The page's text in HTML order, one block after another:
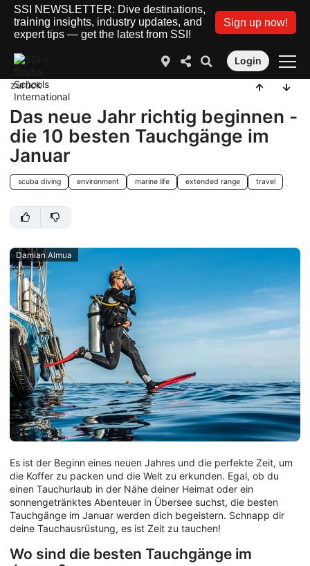
SSI NEWSLETTER: Dive destinations,
training insights, industry updates, and
expert tips — get the latest from SSI!
Sign up now!
Login
zurück
Das neue Jahr richtig beginnen -
die 10 besten Tauchgänge im
Januar
scuba diving environment marine life extended range travel
Damian Almua
Es ist der Beginn eines neuen Jahres und die perfekte Zeit, um
die Koffer zu packen und die Welt zu erkunden. Egal, ob du
einen Tauchurlaub in der Nähe deiner Heimat oder ein
sonnengetränktes Abenteuer in Übersee suchst, die besten
Tauchgänge im Januar werden dich begeistern. Schnapp dir
deine Tauchausrüstung, es ist Zeit zu tauchen!
Wo sind die besten Tauchgänge im